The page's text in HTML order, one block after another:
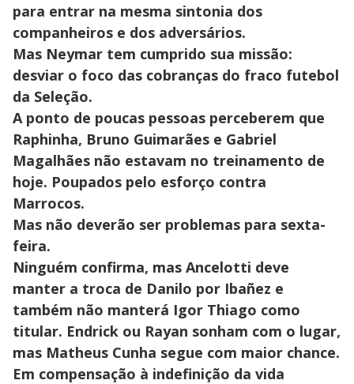
para entrar na mesma sintonia dos
companheiros e dos adversários.
Mas Neymar tem cumprido sua missão:
desviar o foco das cobranças do fraco futebol
da Seleção.
A ponto de poucas pessoas perceberem que
Raphinha, Bruno Guimarães e Gabriel
Magalhães não estavam no treinamento de
hoje. Poupados pelo esforço contra
Marrocos.
Mas não deverão ser problemas para sexta-
feira.
Ninguém confirma, mas Ancelotti deve
manter a troca de Danilo por Ibañez e
também não manterá Igor Thiago como
titular. Endrick ou Rayan sonham com o lugar,
mas Matheus Cunha segue com maior chance.
Em compensação à indefinição da vida